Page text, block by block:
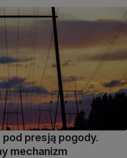
presją pogody.
mechanizm